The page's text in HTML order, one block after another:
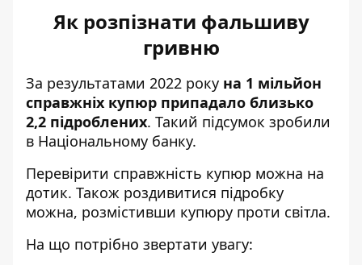
Як розпізнати фальшиву
гривню
За результатами 2022 року на 1 мільйон
справжніх купюр припадало близько
2,2 підроблених. Такий підсумок зробили
в Національному банку.
Перевірити справжність купюр можна на
дотик. Також роздивитися підробку
можна, розмістивши купюру проти світла.
На що потрібно звертати увагу: